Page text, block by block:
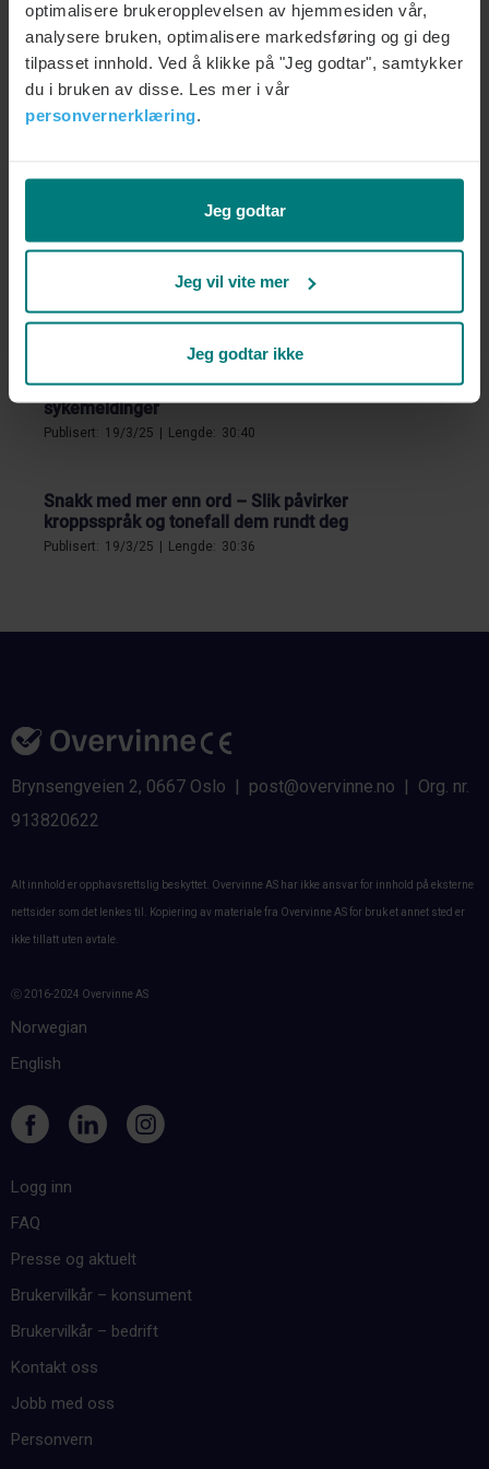
optimalisere brukeropplevelsen av hjemmesiden vår,
analysere bruken, optimalisere markedsføring og gi deg
tilpasset innhold. Ved å klikke på "Jeg godtar", samtykker
du i bruken av disse. Les mer i vår
personvernerklæring
Jeg godtar
Jeg vil vite mer
Jeg godtar ikke
Nylig lagt til
Nytt regelverk i Arbeidsmiljøloven: fra kartlegging
til handling
Publisert: 27/1/26 | Lengde: 26:49
i bedriften
Lengde: 29:00
Uklare og motstridende forventninger: Hvordan
tydelige forventninger gir deg et sterkere team
Publisert: 27/1/26 | Lengde: 26:43
Aktiv håndtering av psykisk helse ved
sykemeldinger
Publisert: 19/3/25 | Lengde: 30:40
Snakk med mer enn ord – Slik påvirker
kroppsspråk og tonefall dem rundt deg
Publisert: 19/3/25 | Lengde: 30:36
arbeidsplassen
Publisert: 19/3/25 Lengde: 26:42
Motivasjon og vaner – hvordan skape reell endring
Beslutningspsykologi og økt team-effektivitet
Publisert: 19/3/25
viktigheten av verdier
Konflikter og konflikthåndtering
Publisert: 19/3/25
Publisert: 19/3/25
Bygg motstandskraft
teamet
Brynsengveien 2, 0667 Oslo | post@overvinne.no | Org. nr.
913820622
Alt innhold er opphavsrettslig beskyttet. Overvinne AS har ikke ansvar for innhold på eksterne
nettsider som det lenkes til. Kopiering av materiale fra Overvinne AS for bruk et annet sted er
ikke tillatt uten avtale.
ⓒ 2016-2024 Overvinne AS
Norwegian
English
Logg inn
FAQ
Presse og aktuelt
Brukervilkår – konsument
Brukervilkår – bedrift
Kontakt oss
Jobb med oss
Personvern